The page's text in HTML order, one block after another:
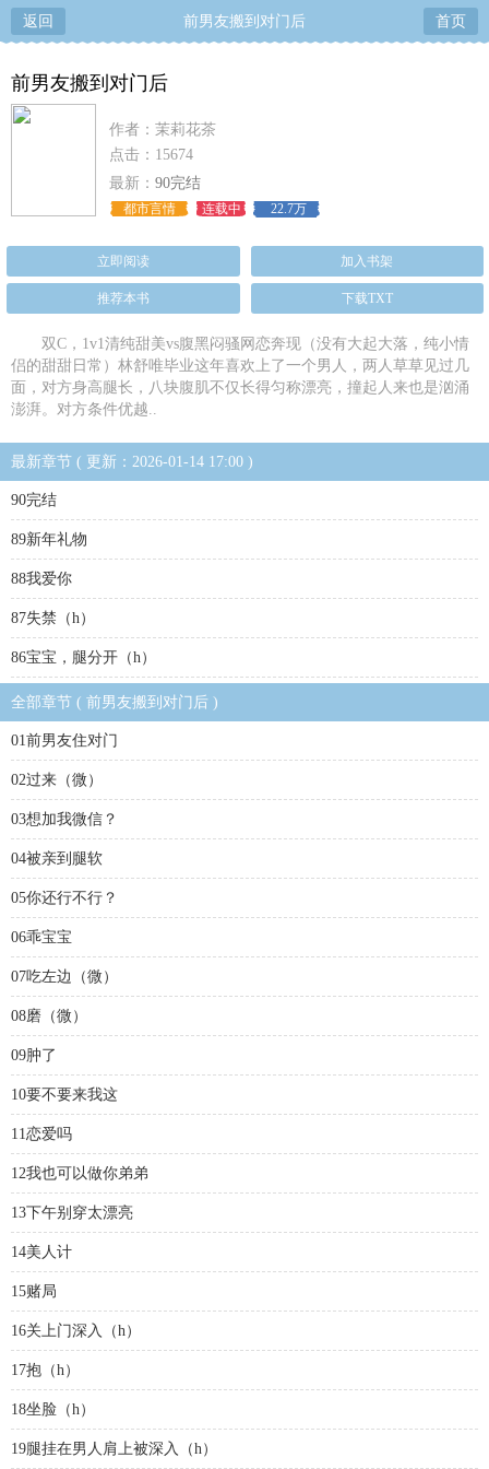
返回 前男友搬到对门后 首页
前男友搬到对门后
作者：茉莉花茶
点击：15674
最新： 90完结
都市言情 连载中 22.7万
立即阅读 加入书架
推荐本书 下载TXT
双C，1v1清纯甜美vs腹黑闷骚网恋奔现（没有大起大落，纯小情
侣的甜甜日常）林舒唯毕业这年喜欢上了一个男人，两人草草见过几
面，对方身高腿长，八块腹肌不仅长得匀称漂亮，撞起人来也是汹涌
澎湃。对方条件优越..
最新章节 ( 更新：2026-01-14 17:00 )
90完结
89新年礼物
88我爱你
87失禁（h）
86宝宝，腿分开（h）
全部章节 ( 前男友搬到对门后 )
01前男友住对门
02过来（微）
03想加我微信？
04被亲到腿软
05你还行不行？
06乖宝宝
07吃左边（微）
08磨（微）
09肿了
10要不要来我这
11恋爱吗
12我也可以做你弟弟
13下午别穿太漂亮
14美人计
15赌局
16关上门深入（h）
17抱（h）
18坐脸（h）
19腿挂在男人肩上被深入（h）